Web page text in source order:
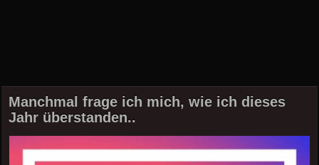
Manchmal frage ich mich, wie ich dieses
Jahr überstanden..